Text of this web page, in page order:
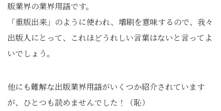
版業界の業界用語です。
「重版出来」のように使われ、増刷を意味するので、我々
出版人にとって、これほどうれしい言葉はないと言ってよ
いでしょう。
他にも難解な出版業界用語がいくつか紹介されています
が、ひとつも読めませんでした！（恥）